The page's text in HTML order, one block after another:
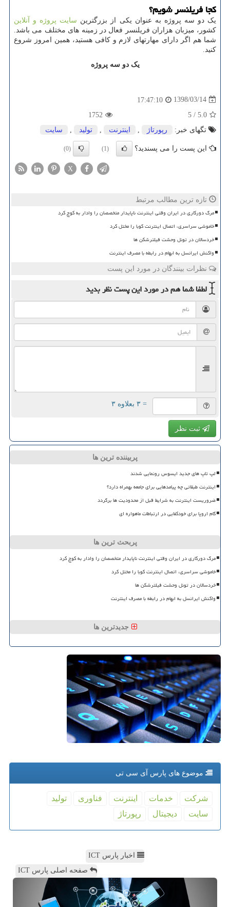
کجا فریلنسر شویم؟
یک دو سه پروژه به عنوان یکی از بزرگترین سایت پروژه و آنلاین
کشور، میزبان هزاران فریلنسر فعال در زمینه های مختلف می باشد.
شما هم اگر دارای مهارتهای لازم و کافی هستید، همین امروز شروع
کنید.
یک دو سه پروژه
1398/03/14
17:47:10
5.0
/
5
1752
تگهای خبر:
رپورتاژ اینترنت تولید سایت
این پست را می پسندید؟ (1)
(0)
X
تازه ترین مطالب مرتبط
مرگ دورکاری در ایران وقتی اینترنت ناپایدار متخصصان را وادار به کوچ کرد
خاموشی سراسری، اتصال اینترنت کوبا را مختل کرد
خردسالان در تونل وحشت فیلترشکن ها
واکنش ایرانسل به ابهام در رابطه با مصرف اینترنت
نظرات بینندگان در مورد این پست
لطفا شما همدر مورد این پستنظر بدید
= ۳ بعلاوه ۳
ثبت نظر
پربیننده ترین ها
لپ تاپ های جدید ایسوس رونمایی شدند
اینترنت طبقاتی چه پیامدهایی برای جامعه بهمراه دارد؟
ضروریست اینترنت به شرایط قبل از محدودیت ها برگردد
گام اروپا برای خودکفایی در ارتباطات ماهواره ای
پربحث ترین ها
مرگ دورکاری در ایران وقتی اینترنت ناپایدار متخصصان را وادار به کوچ کرد
خاموشی سراسری، اتصال اینترنت کوبا را مختل کرد
خردسالان در تونل وحشت فیلترشکن ها
واکنش ایرانسل به ابهام در رابطه با مصرف اینترنت
جدیدترین ها
موضوع های پارس آی سی تی
شركت خدمات اینترنت فناوری
تولید
سایت
دیجیتال رپورتاژ
اخبار پارس ICT
صفحه اصلی پارس ICT